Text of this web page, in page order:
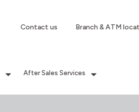
Contact us Branch & ATM
After Sales Services